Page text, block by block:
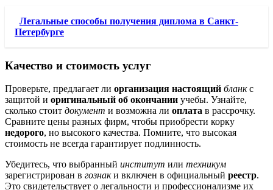
Легальные способы получения диплома в Санкт-
Петербурге
Качество и стоимость услуг
Проверьте, предлагает ли организация настоящий бланкс
защитой и оригинальный об окончании учебы. Узнайте,
сколько стоит документ и возможна ли оплата в рассрочку.
Сравните цены разных фирм, чтобы приобрести корку
недорого, но высокого качества. Помните, что высокая
стоимость не всегда гарантирует подлинность.
Убедитесь, что выбранный институт или техникум
зарегистрирован в гознаки включен в официальный реестр.
Это свидетельствует о легальности и профессионализме их